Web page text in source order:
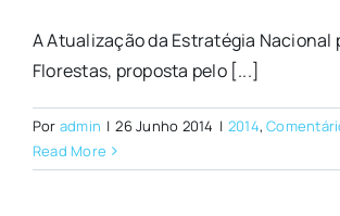
A Atualização da Estratégia Nacional
Florestas, proposta pelo [...]
Por admin | 26 Junho 2014 | 2014,
Read More